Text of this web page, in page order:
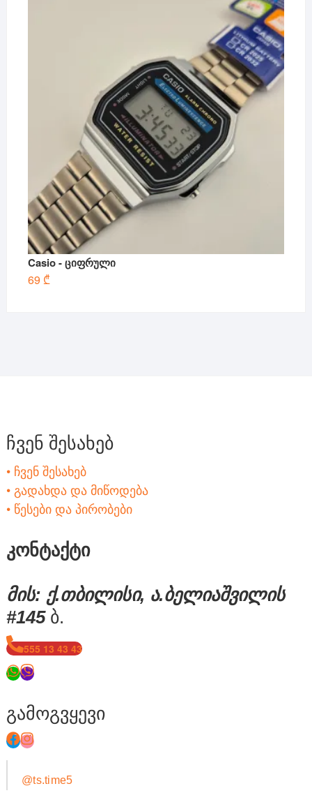
Casio - ციფრული
69 ₾
ჩვენ შესახებ
• ჩვენ შესახებ
• გადახდა და მიწოდება
• წესები და პირობები
კონტაქტი
მის: ქ.თბილისი, ა.ბელიაშვილის
#145ბ.
555 13 43 43
გამოგვყევი
@ts.time5